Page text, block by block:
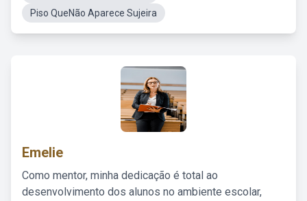
Piso QueNão Aparece Sujeira
Emelie
Como mentor, minha dedicação é total ao
desenvolvimento dos alunos no ambiente escolar,